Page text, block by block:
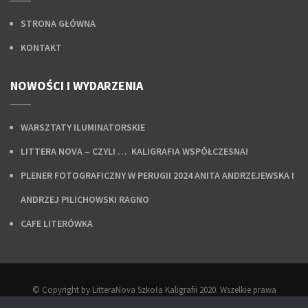
STRONA GŁÓWNA
KONTAKT
NOWOŚCI I WYDARZENIA
WARSZTATY ILUMINATORSKIE
LITTERA NOVA – CZYLI … KALIGRAFIA WSPÓŁCZESNA!
PLENER FOTOGRAFICZNY W PERUGII 2024 ANITA ANDRZEJEWSKA I
ANDRZEJ PILICHOWSKI RAGNO
CAFE LITERÓWKA
© Copyright by LitteraNova Szkoła Kaligrafii 2020. Wszelkie prawa